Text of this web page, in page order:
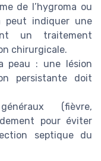
de l’hygroma ou
peut indiquer une
un traitement
chirurgicale.
peau : une lésion
persistante doit
(fièvre,
pour éviter
septique du